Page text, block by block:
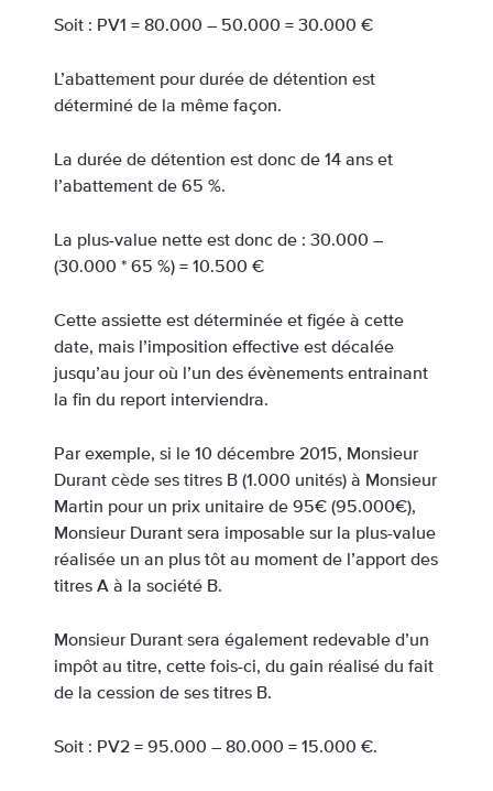
Soit : PV1 = 80.000 – 50.000 = 30.000 €
L’abattement pour durée de détention est
déterminé de la même façon.
La durée de détention est donc de 14 ans et
l’abattement de 65 %.
La plus-value nette est donc de : 30.000 –
(30.000 * 65 %) = 10.500 €
Cette assiette est déterminée et figée à cette
date, mais l’imposition effective est décalée
jusqu’au jour où l’un des évènements entrainant
la fin du report interviendra.
Par exemple, si le 10 décembre 2015, Monsieur
Durant cède ses titres B (1.000 unités) à Monsieur
Martin pour un prix unitaire de 95€ (95.000€),
Monsieur Durant sera imposable sur la plus-value
réalisée un an plus tôt au moment de l’apport des
titres A à la société B.
Monsieur Durant sera également redevable d’un
impôt au titre, cette fois-ci, du gain réalisé du fait
de la cession de ses titres B.
Soit : PV2 = 95.000 – 80.000 = 15.000 €.